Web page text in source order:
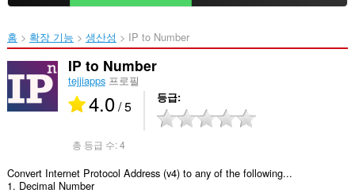
홈 확장 기능 생산성 IP to Number‎
IP to Number
tejjiapps프로필
4.0/ 5 등급
총 등급 수:4
Convert Internet Protocol Address (v4) to any of the following...
1. Decimal Number